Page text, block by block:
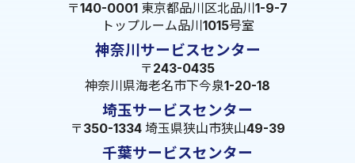
〒140-0001 東京都品川区北品川1-9-7
トップルーム品川1015号室
神奈川サービスセンター
〒243-0435
神奈川県海老名市下今泉1-20-18
埼玉サービスセンター
〒350-1334 埼玉県狭山市狭山49-39
千葉サービスセンター